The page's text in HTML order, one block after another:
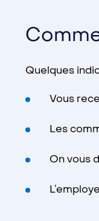
Quelques
Vous
Les
On vous